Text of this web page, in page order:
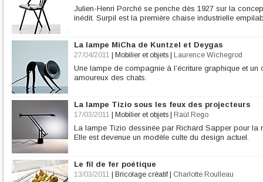
Julien-Henri Porché se penche dès 1927 sur la
inédit. Surpil est la première chaise industrielle
La lampe MiCha de Kuntzel et Deygas
27/04/2011 Mobilier et objets Laurence Wichegrod
Une lampe de compagnie à l’écriture graphique et
amoureux des chats.
La lampe Tizio sous les feux des projecteurs
17/03/2011 Mobilier et objets Raùl Rego
La lampe Tizio dessinée par Richard Sapper pour la
Elle est devenue un modèle culte du design actuel.
Le fil de fer poétique
13/03/2011 Bricolage créatif| Charlotte Roulleau